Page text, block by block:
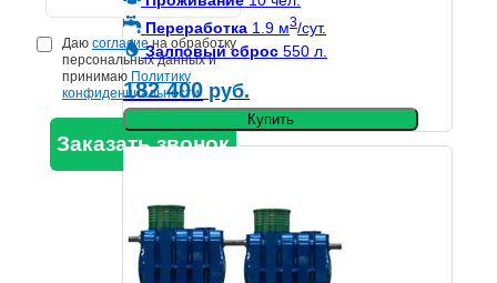
Даю согласиена обработку
персональных данных и
принимаю Политику
конфиденциальности
Переработка 1.9 м3/сут.
Залповый сброс 550 л.
182 400 руб.
Купить